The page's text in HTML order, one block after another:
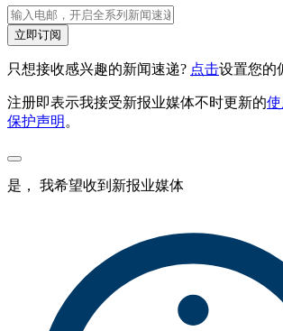
立即订阅
只想接收感兴趣的新闻速递? 点击设置您的
注册即表示我接受新报业媒体不时更新的
保护声明 。
是， 我希望收到新报业媒体